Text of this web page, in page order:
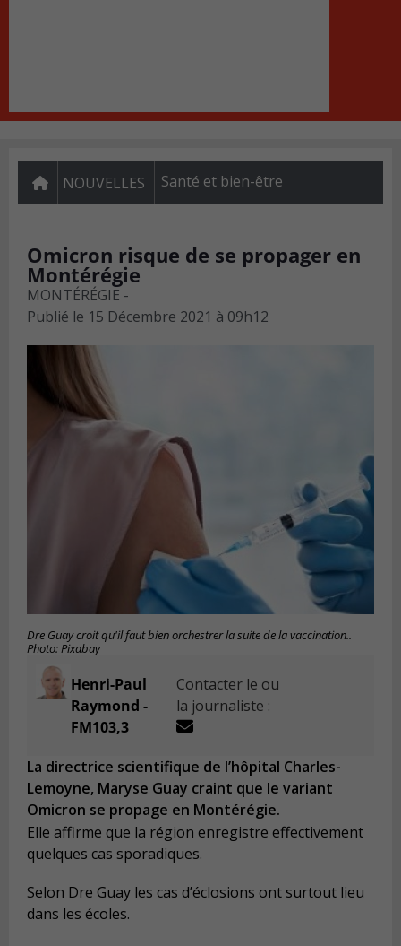
NOUVELLES Santé et bien-être
Omicron risque de se propager en
Montérégie
MONTÉRÉGIE -
Publié le 15 Décembre 2021 à 09h12
Dre Guay croit qu'il faut bien orchestrer la suite de la vaccination..
Photo: Pixabay
Henri-Paul
Raymond -
FM103,3
Contacter le ou
la journaliste :
La directrice scientifique de l’hôpital Charles-
Lemoyne, Maryse Guay craint que le variant
Omicron se propage en Montérégie.
Elle affirme que la région enregistre effectivement
quelques cas sporadiques.
Selon Dre Guay les cas d’éclosions ont surtout lieu
dans les écoles.